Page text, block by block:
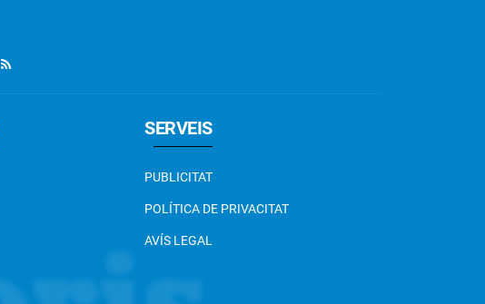
SERVEIS
PUBLICITAT
POLÍTICA DE PRIVACITAT
AVÍS LEGAL